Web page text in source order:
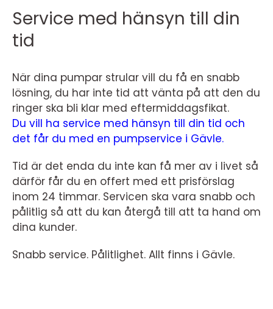
Service med hänsyn till din
tid
När dina pumpar strular vill du få en snabb
lösning, du har inte tid att vänta på att den du
ringer ska bli klar med eftermiddagsfikat.
Du vill ha service med hänsyn till din tid och
det får du med en pumpservice i Gävle.
Tid är det enda du inte kan få mer av i livet så
därför får du en offert med ett prisförslag
inom 24 timmar. Servicen ska vara snabb och
pålitlig så att du kan återgå till att ta hand om
dina kunder.
Snabb service. Pålitlighet. Allt finns i Gävle.